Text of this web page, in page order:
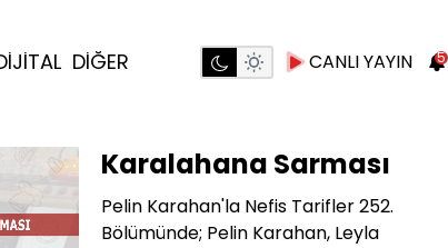
DİĞER CANLI YAYIN 5
Karalahana Sarması
Pelin Karahan'la Nefis Tarifler 252.
Bölümünde; Pelin Karahan, Leyla